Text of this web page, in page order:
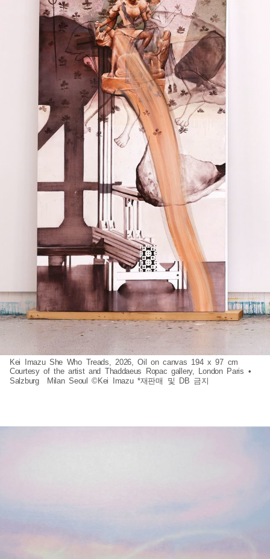
Kei Imazu She Who Treads, 2026, Oil on canvas 194 x 97 cm
Courtesy of the artist and Thaddaeus Ropac gallery, London Paris •
Salzburg Milan Seoul ©Kei Imazu *재판매 및 DB 금지